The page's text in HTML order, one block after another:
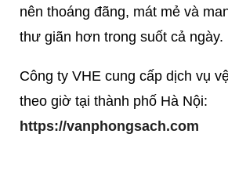
nên thoáng đãng, mát mẻ và
thư giãn hơn trong suốt cả ngày.
Công ty VHE cung cấp dịch vụ
theo giờ tại thành phố Hà Nội:
https://vanphongsach.com